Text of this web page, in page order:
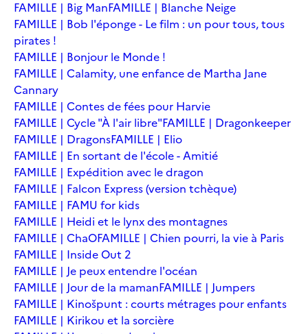
FAMILLE | Big ManFAMILLE | Blanche Neige
FAMILLE | Bob l'éponge - Le film : un pour tous, tous
pirates !
FAMILLE | Bonjour le Monde !
FAMILLE | Calamity, une enfance de Martha Jane
Cannary
FAMILLE | Contes de fées pour Harvie
FAMILLE | Cycle "À l'air libre"FAMILLE | Dragonkeeper
FAMILLE | DragonsFAMILLE | Elio
FAMILLE | En sortant de l'école - Amitié
FAMILLE | Expédition avec le dragon
FAMILLE | Falcon Express (version tchèque)
FAMILLE | FAMU for kids
FAMILLE | Heidi et le lynx des montagnes
FAMILLE | ChaOFAMILLE | Chien pourri, la vie à Paris
FAMILLE | Inside Out 2
FAMILLE | Je peux entendre l'océan
FAMILLE | Jour de la mamanFAMILLE | Jumpers
FAMILLE | Kinošpunt : courts métrages pour enfants
FAMILLE | Kirikou et la sorcière